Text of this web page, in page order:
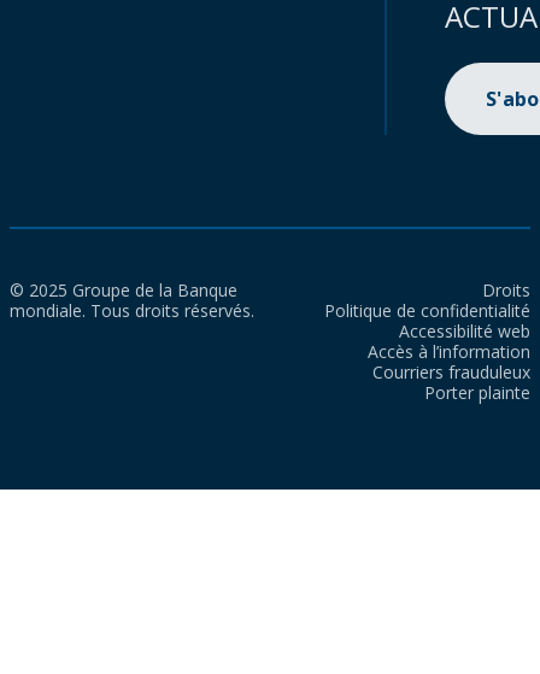
© 2025 Groupe de la Banque
mondiale. Tous droits réservés.
Droits
Politique de confidentialité
Accessibilité web
Accès à l’information
Courriers frauduleux
Porter plainte